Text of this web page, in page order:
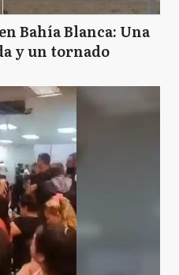
Bahía Blanca: Una
y un tornado